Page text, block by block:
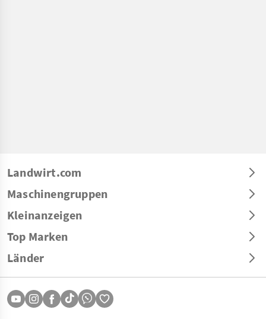
Landwirt.com
Maschinengruppen
Kleinanzeigen
Top Marken
Länder